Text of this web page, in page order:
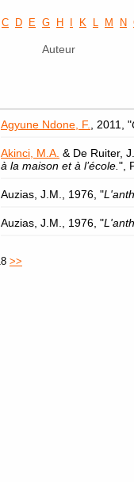
C D E G H K L M N
Auteur
Agyune Ndone, F. , 2011, "
Akinci, M.A. & De Ruiter,
à la maison et à l’école. ",
Auzias, J.M., 1976, "
Auzias, J.M., 1976, "
>>